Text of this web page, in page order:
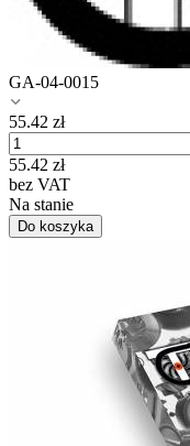
GA-04-0015
55.42 zł
55.42 zł
bez VAT
Na stanie
Do koszyka